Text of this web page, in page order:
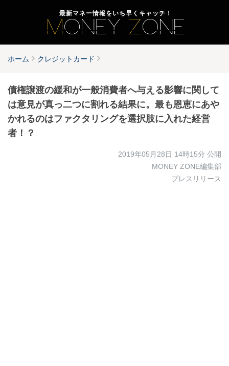
最新マネー情報をいち早くキャッチ！
ホーム クレジットカード
債権譲渡の緩和が一般消費者へ与える影響に関して
は意見が真っ二つに割れる結果に。最も恩恵にあや
かれるのはファクタリングを選択肢に入れた経営
者！？
2019年05月28日 14時15分 公開
MONEY ZONE編集部
プレスリリース